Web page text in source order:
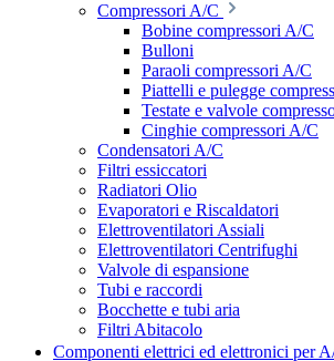
Compressori A/C
Bobine compressori A/C
Bulloni
Paraoli compressori A/C
Piattelli e pulegge
Testate e valvole
Cinghie compressori A/C
Condensatori A/C
Filtri essiccatori
Radiatori Olio
Evaporatori e Riscaldatori
Elettroventilatori Assiali
Elettroventilatori Centrifughi
Valvole di espansione
Tubi e raccordi
Bocchette e tubi aria
Filtri Abitacolo
Componenti elettrici ed elettronici per